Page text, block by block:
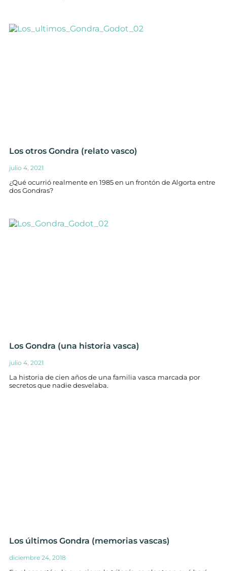
Los otros Gondra (relato vasco)
julio 4, 2021
¿Qué ocurrió realmente en 1985 en un frontón de Algorta entre
dos Gondras?
Los Gondra (una historia vasca)
julio 4, 2021
La historia de cien años de una familia vasca marcada por
secretos que nadie desvelaba.
Los últimos Gondra (memorias vascas)
diciembre 24, 2018